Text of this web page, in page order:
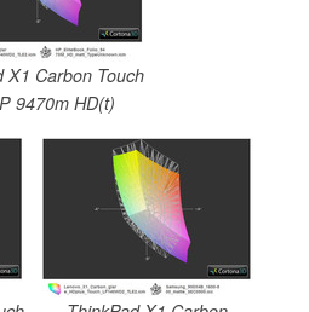
X1 Carbon Touch
9470m HD(t)